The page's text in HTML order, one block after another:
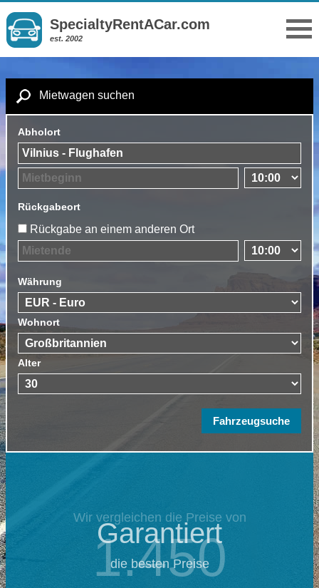
SpecialtyRentACar.com
est. 2002
Mietwagen suchen
Abholort
Rückgabeort
Rückgabe an einem anderen Ort
Währung
Wohnort
Alter
Wir vergleichen die Preise von
1.450
Garantiert
die besten Preise